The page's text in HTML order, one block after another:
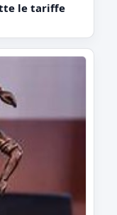
le tariffe